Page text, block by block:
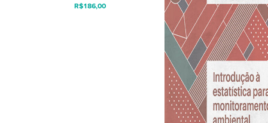
R$186,00